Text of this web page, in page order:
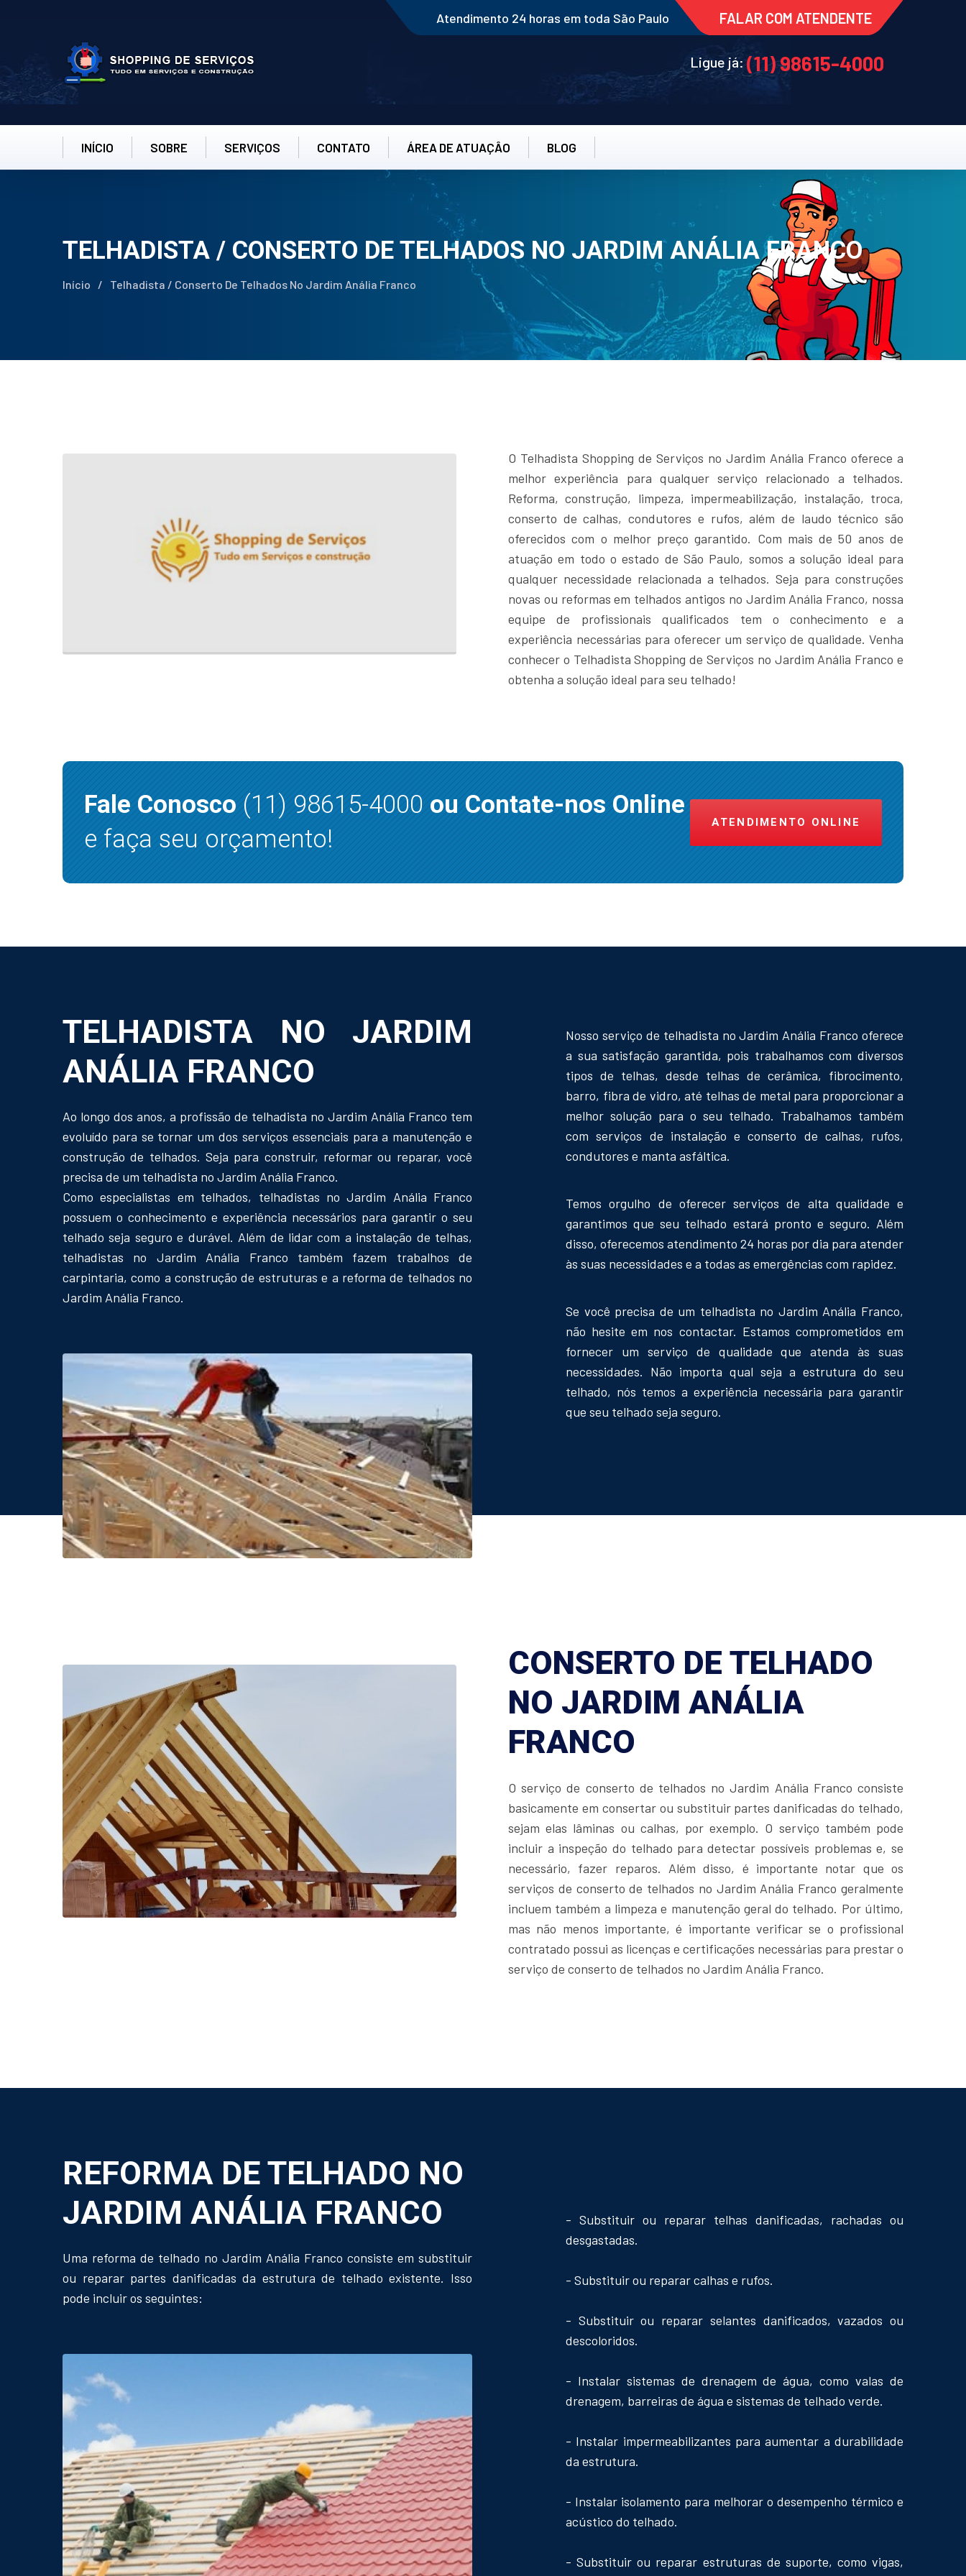
Atendimento 24 horas em toda São Paulo FALAR COM ATENDENTE
Ligue já: (11) 98615-4000
INÍCIO SOBRE SERVIÇOS CONTATO ÁREA DE ATUAÇÂO BLOG
TELHADISTA / CONSERTO DE TELHADOS NO JARDIM ANÁLIA FRANCO
Início / Telhadista / Conserto De Telhados No Jardim Anália Franco
O Telhadista Shopping de Serviços no Jardim Anália Franco oferece a
melhor experiência para qualquer serviço relacionado a telhados.
Reforma, construção, limpeza, impermeabilização, instalação, troca,
conserto de calhas, condutores e rufos, além de laudo técnico são
oferecidos com o melhor preço garantido. Com mais de 50 anos de
atuação em todo o estado de São Paulo, somos a solução ideal para
qualquer necessidade relacionada a telhados. Seja para construções
novas ou reformas em telhados antigos no Jardim Anália Franco, nossa
equipe de profissionais qualificados tem o conhecimento e a
experiência necessárias para oferecer um serviço de qualidade. Venha
conhecer o Telhadista Shopping de Serviços no Jardim Anália Franco e
obtenha a solução ideal para seu telhado!
Fale Conosco(11) 98615-4000 ou Contate-nos Online
e faça seu orçamento!
ATENDIMENTO ONLINE
TELHADISTA NO JARDIM
ANÁLIA FRANCO
Ao longo dos anos, a profissão de telhadista no Jardim Anália Franco tem
evoluído para se tornar um dos serviços essenciais para a manutenção e
construção de telhados. Seja para construir, reformar ou reparar, você
precisa de um telhadista no Jardim Anália Franco.
Como especialistas em telhados, telhadistas no Jardim Anália Franco
possuem o conhecimento e experiência necessários para garantir o seu
telhado seja seguro e durável. Além de lidar com a instalação de telhas,
telhadistas no Jardim Anália Franco também fazem trabalhos de
carpintaria, como a construção de estruturas e a reforma de telhados no
Jardim Anália Franco.
Nosso serviço de telhadista no Jardim Anália Franco oferece
a sua satisfação garantida, pois trabalhamos com diversos
tipos de telhas, desde telhas de cerâmica, fibrocimento,
barro, fibra de vidro, até telhas de metal para proporcionar a
melhor solução para o seu telhado. Trabalhamos também
com serviços de instalação e conserto de calhas, rufos,
condutores e manta asfáltica.
Temos orgulho de oferecer serviços de alta qualidade e
garantimos que seu telhado estará pronto e seguro. Além
disso, oferecemos atendimento 24 horas por dia para atender
às suas necessidades e a todas as emergências com rapidez.
Se você precisa de um telhadista no Jardim Anália Franco,
não hesite em nos contactar. Estamos comprometidos em
fornecer um serviço de qualidade que atenda às suas
necessidades. Não importa qual seja a estrutura do seu
telhado, nós temos a experiência necessária para garantir
que seu telhado seja seguro.
CONSERTO DE TELHADO
NO JARDIM ANÁLIA
FRANCO
O serviço de conserto de telhados no Jardim Anália Franco consiste
basicamente em consertar ou substituir partes danificadas do telhado,
sejam elas lâminas ou calhas, por exemplo. O serviço também pode
incluir a inspeção do telhado para detectar possíveis problemas e, se
necessário, fazer reparos. Além disso, é importante notar que os
serviços de conserto de telhados no Jardim Anália Franco geralmente
incluem também a limpeza e manutenção geral do telhado. Por último,
mas não menos importante, é importante verificar se o profissional
contratado possui as licenças e certificações necessárias para prestar o
serviço de conserto de telhados no Jardim Anália Franco.
REFORMA DE TELHADO NO
JARDIM ANÁLIA FRANCO
Uma reforma de telhado no Jardim Anália Franco consiste em substituir
ou reparar partes danificadas da estrutura de telhado existente. Isso
pode incluir os seguintes:
- Substituir ou reparar telhas danificadas, rachadas ou
desgastadas.
- Substituir ou reparar calhas e rufos.
- Substituir ou reparar selantes danificados, vazados ou
descoloridos.
- Instalar sistemas de drenagem de água, como valas de
drenagem, barreiras de água e sistemas de telhado verde.
- Instalar impermeabilizantes para aumentar a durabilidade
da estrutura.
- Instalar isolamento para melhorar o desempenho térmico e
acústico do telhado.
- Substituir ou reparar estruturas de suporte, como vigas,